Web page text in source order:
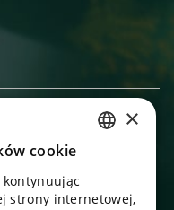
wygodny czat z
×
cookie
kontynuując
strony internetowej,